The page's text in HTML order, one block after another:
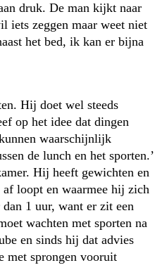
druk. De man kijkt naar
iets zeggen maar weet niet
het bed, ik kan er bijna
Hij doet wel steeds
op het idee dat dingen
waarschijnlijk
de lunch en het sporten.’
Hij heeft gewichten en
loopt en waarmee hij zich
1 uur, want er zit een
wachten met sporten na
en sinds hij dat advies
met sprongen vooruit